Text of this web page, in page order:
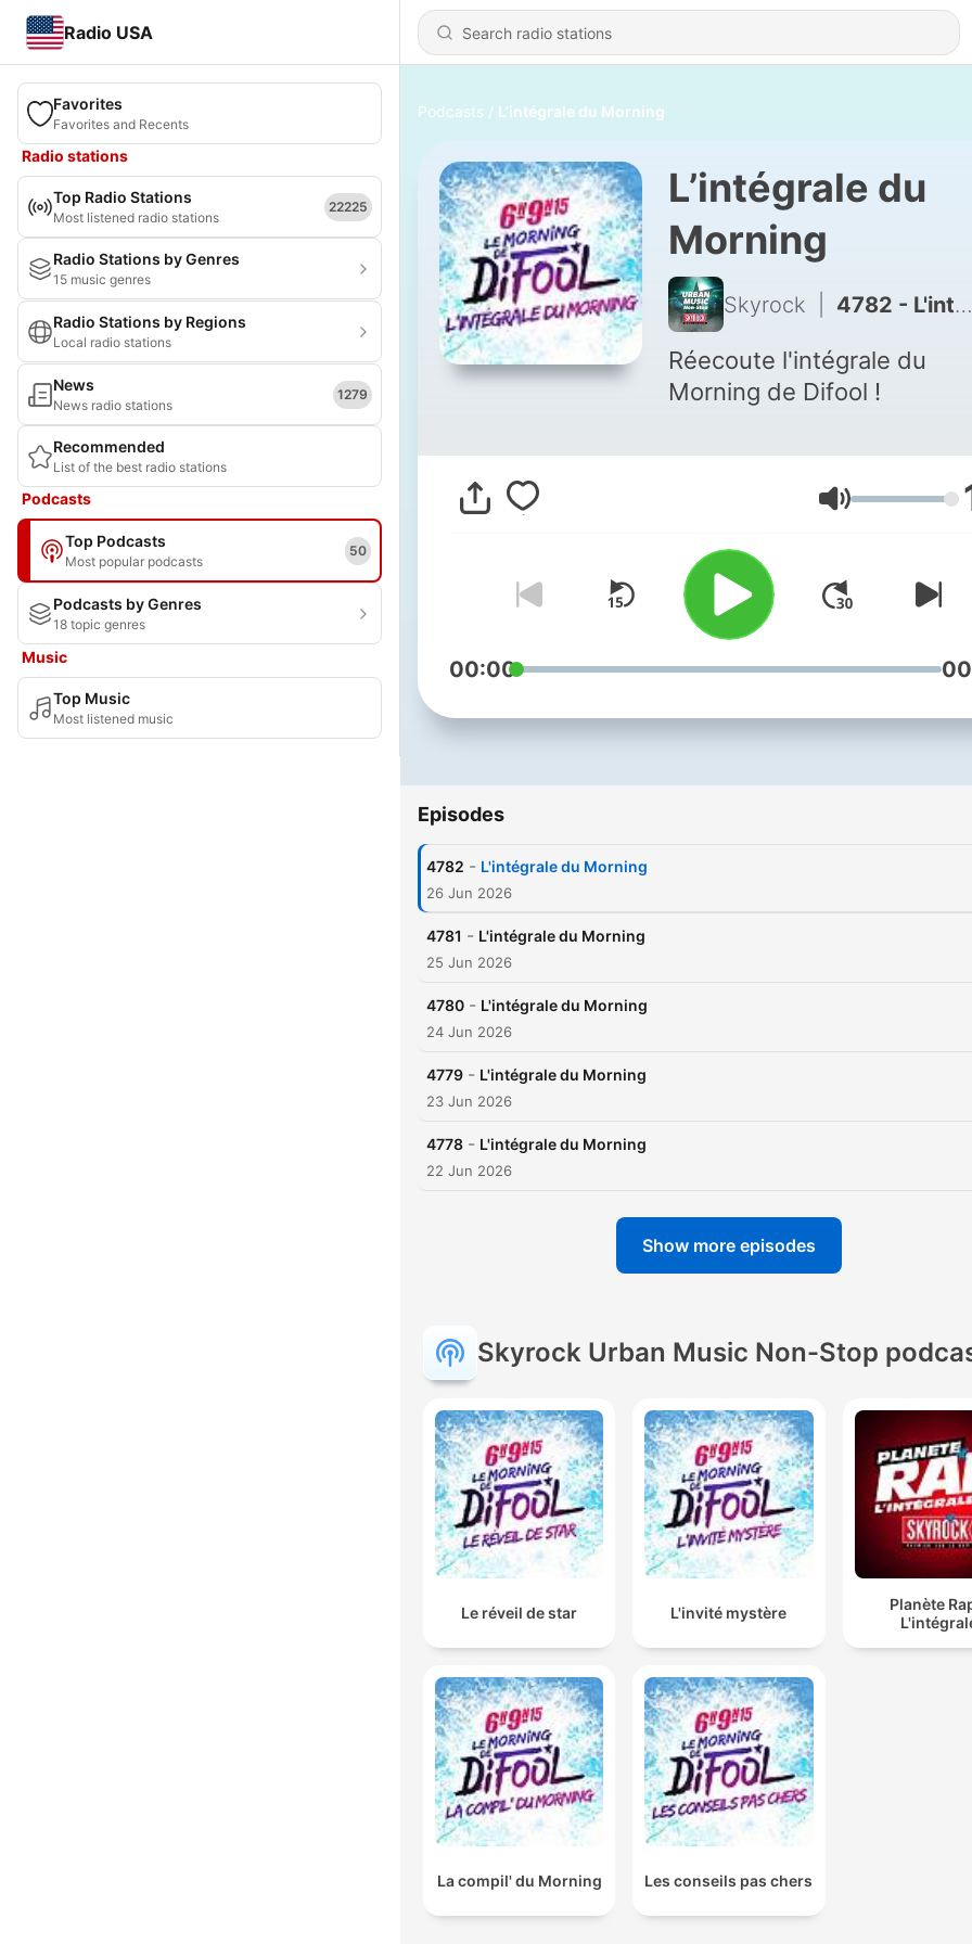
Radio USA
Favorites
Favorites and Recents
Radio stations
Top Radio Stations
Most listened radio stations
22225
Radio Stations by Genres
15 music genres
Radio Stations by Regions
Local radio stations
News
News radio stations
1279
Recommended
List of the best radio stations
Podcasts
Top Podcasts
Most popular podcasts
50
Podcasts by Genres
18 topic genres
Music
Top Music
Most listened music
Podcasts L’intégrale du Morning
L’intégrale du
Morning
Skyrock 4782 - L'intégrale du Morning
Réecoute l'intégrale du
Morning de Difool !
Volume
00:00
Episodes
4782 - L'intégrale du Morning
26 Jun 2026
4781 - L'intégrale du Morning
25 Jun 2026
4780 - L'intégrale du Morning
24 Jun 2026
4779 - L'intégrale du Morning
23 Jun 2026
4778 - L'intégrale du Morning
22 Jun 2026
Show more episodes
Skyrock Urban Music Non-Stop
Le réveil de star L'invité mystère
Planète
La compil' du Morning Les conseils pas chers